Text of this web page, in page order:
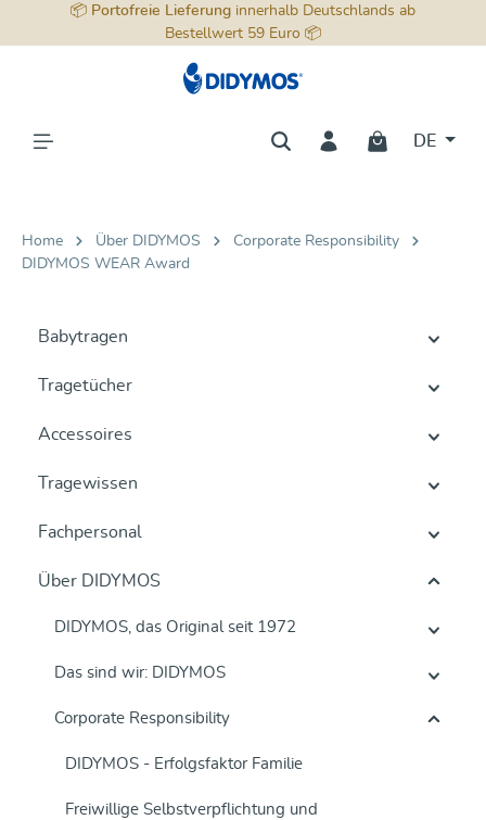
springen
📦 Portofreie Lieferung innerhalb Deutschlands ab
Bestellwert 59 Euro 📦
DE
Home Über DIDYMOS
Corporate Responsibility
DIDYMOS WEAR Award
Babytragen
Tragetücher
Accessoires
Tragewissen
Fachpersonal
Über DIDYMOS
DIDYMOS, das Original seit 1972
Das sind wir: DIDYMOS
Corporate Responsibility
DIDYMOS - Erfolgsfaktor Familie
Freiwillige Selbstverpflichtung und